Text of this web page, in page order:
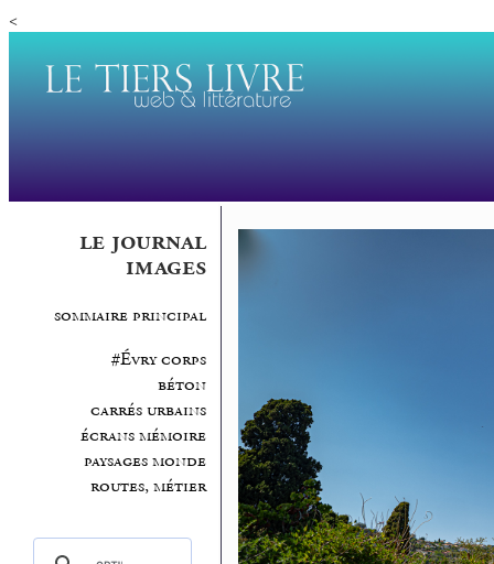
<
le journal
images
sommaire principal
#Évry corps
béton
carrés urbains
écrans mémoire
paysages monde
routes, métier